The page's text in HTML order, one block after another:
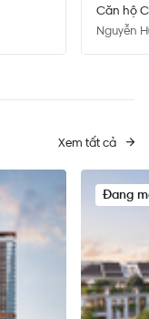
Nguyễn
Xem tất cả
Đang